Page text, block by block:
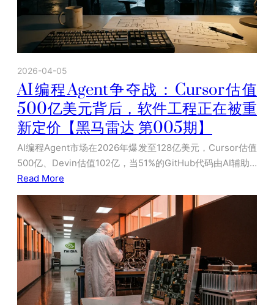
2026-04-05
AI编程Agent争夺战：Cursor估值
500亿美元背后，软件工程正在被重
新定价【黑马雷达 第005期】
AI编程Agent市场在2026年爆发至128亿美元，Cursor估值
500亿、Devin估值102亿，当51%的GitHub代码由AI辅助…
Read More